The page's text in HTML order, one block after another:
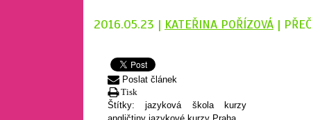
2016.05.23 | KATEŘINA POŘÍZOVÁ |
Poslat článek
Tisk
Štítky:jazyková škola
kurzy